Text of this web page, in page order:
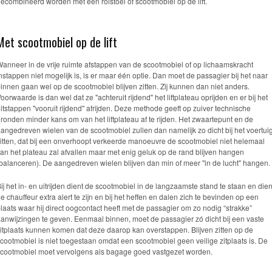
scootmobiel op de lift
in de vrije ruimte afstappen van de scootmobiel of op lichaamskracht
niet mogelijk is, is er maar één optie. Dan moet de passagier bij het naar
gaan wel op de scootmobiel blijven zitten. Zij kunnen dan niet anders.
is dan wel dat ze "achteruit rijdend" het liftplateau oprijden en er bij het
"vooruit rijdend" afrijden. Deze methode geeft op zuiver technische
minder kans om van het liftplateau af te rijden. Het zwaartepunt en de
wielen van de scootmobiel zullen dan namelijk zo dicht bij het
dat bij een onverhoopt verkeerde manoeuvre de scootmobiel niet helemaal
het plateau zal afvallen maar met enig geluk op de rand blijven hangen
De aangedreven wielen blijven dan min of meer "in de lucht" hangen.
het in- en uitrijden dient de scootmobiel in de langzaamste stand te staan en
chauffeur extra alert te zijn en bij het heffen en dalen zich te bevinden op een
waar hij direct oogcontact heeft met de passagier om zo nodig “strakke”
te geven. Eenmaal binnen, moet de passagier zó dicht bij een vaste
kunnen komen dat deze daarop kan overstappen. Blijven zitten op de
is niet toegestaan omdat een scootmobiel geen veilige zitplaats is. De
moet vervolgens als bagage goed vastgezet worden.